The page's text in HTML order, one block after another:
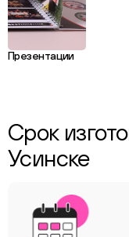
Презентации
Срок
Усинске